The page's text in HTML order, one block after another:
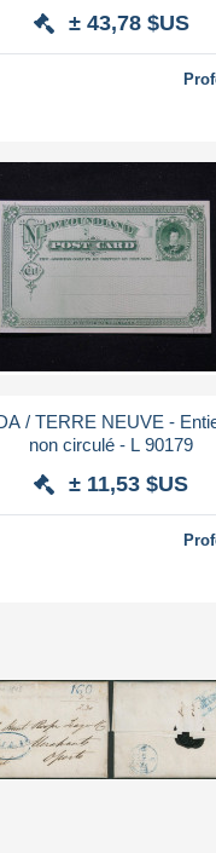
± 43,78 $US
/ TERRE NEUVE -
non circulé - L 90179
± 11,53 $US